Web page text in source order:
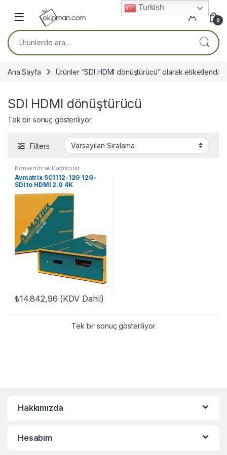
0
Ara:
Ana Sayfa Ürünler “SDI HDMI dönüştürücü” olarak etiketlendi
SDI HDMI dönüştürücü
Tek bir sonuç gösteriliyor
Filters
Konvertör ve Dağıtıcılar
Avmatrix SC1112-12G 12G-
SDI to HDMI 2.0 4K
Broadcast Converter
₺14.842,96 (KDV Dahil)
Tek bir sonuç gösteriliyor
Hakkımızda
Hesabım
Turkish